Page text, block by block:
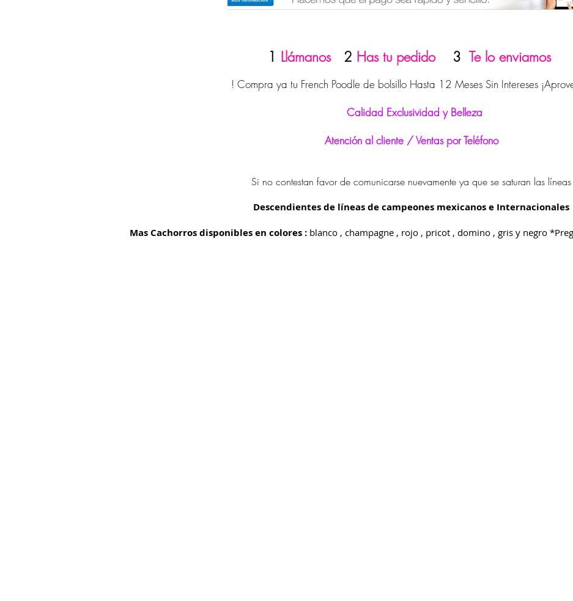
1 Llámanos 2 Has tu pedido3 Te lo enviamos
! Compra ya tu French Poodle de bolsillo Hasta 12 Meses Sin Intereses
Calidad Exclusividad y Belleza
Atención al cliente / Ventas por Teléfono
Si no contestan favor de comunicarse nuevamente ya que se saturan las líneas
Descendientes de líneas de campeones mexicanos e Internacionales
Mas Cachorros disponibles en colores : blanco , champagne , rojo , pricot , domino , gris y negro